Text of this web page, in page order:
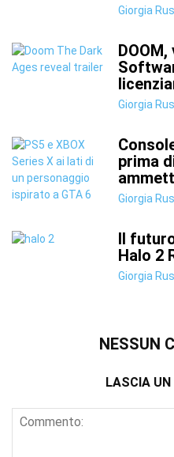
Giorgia
Giorgia
prima
Giorgia
Il
Halo 2
Giorgia
NESSUN
LASCIA